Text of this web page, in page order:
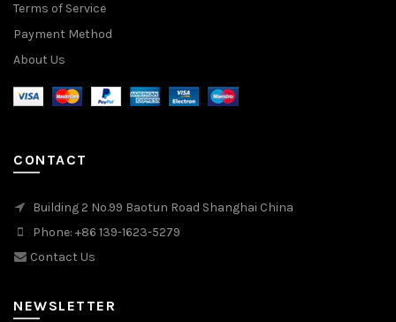
Terms of Service
Payment Method
About Us
CONTACT
Building 2 No.99 Baotun Road Shanghai China
Phone: +86 139-1623-5279
Contact Us
NEWSLETTER